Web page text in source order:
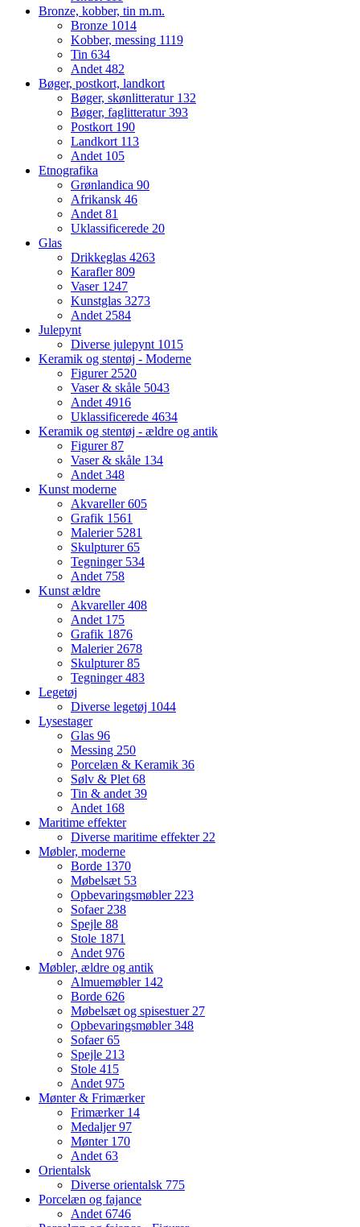
Bronze, kobber, tin m.m.
Bronze 1014
Kobber, messing 1119
Tin 634
Andet482
Bøger, postkort, landkort
Bøger, skønlitteratur 132
Bøger, faglitteratur393
Postkort 190
Landkort 113
Andet 105
Etnografika
Grønlandica 90
Afrikansk 46
Andet81
Uklassificerede 20
Glas
Drikkeglas 4263
Karafler809
Vaser 1247
Kunstglas 3273
Andet2584
Julepynt
Diverse julepynt 1015
Keramik og stentøj - Moderne
Figurer2520
Vaser & skåle 5043
Andet4916
Uklassificerede 4634
Keramik og stentøj - ældre og antik
Figurer87
Vaser & skåle 134
Andet348
Kunst moderne
Akvareller605
Grafik 1561
Malerier 5281
Skulpturer65
Tegninger 534
Andet 758
Kunst ældre
Akvareller408
Andet 175
Grafik 1876
Malerier2678
Skulpturer85
Tegninger483
Legetøj
Diverse legetøj 1044
Lysestager
Glas 96
Messing 250
Porcelæn & Keramik 36
Sølv & Plet68
Tin & andet39
Andet 168
Maritime effekter
Diverse maritime effekter22
Møbler, moderne
Borde 1370
Møbelsæt 53
Opbevaringsmøbler223
Sofaer238
Spejle 88
Stole 1871
Andet976
Møbler, ældre og antik
Almuemøbler 142
Borde 626
Møbelsæt og spisestuer27
Opbevaringsmøbler348
Sofaer65
Spejle 213
Stole 415
Andet975
Mønter & Frimærker
Frimærker 14
Medaljer97
Mønter 170
Andet63
Orientalsk
Diverse orientalsk 775
Porcelæn og fajance
Andet6746